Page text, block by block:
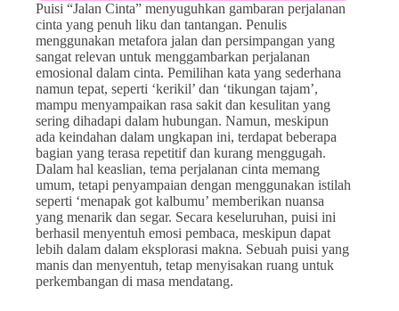
Puisi “Jalan Cinta” menyuguhkan gambaran perjalanan
cinta yang penuh liku dan tantangan. Penulis
menggunakan metafora jalan dan persimpangan yang
sangat relevan untuk menggambarkan perjalanan
emosional dalam cinta. Pemilihan kata yang sederhana
namun tepat, seperti ‘kerikil’ dan ‘tikungan tajam’,
mampu menyampaikan rasa sakit dan kesulitan yang
sering dihadapi dalam hubungan. Namun, meskipun
ada keindahan dalam ungkapan ini, terdapat beberapa
bagian yang terasa repetitif dan kurang menggugah.
Dalam hal keaslian, tema perjalanan cinta memang
umum, tetapi penyampaian dengan menggunakan istilah
seperti ‘menapak got kalbumu’ memberikan nuansa
yang menarik dan segar. Secara keseluruhan, puisi ini
berhasil menyentuh emosi pembaca, meskipun dapat
lebih dalam dalam eksplorasi makna. Sebuah puisi yang
manis dan menyentuh, tetap menyisakan ruang untuk
perkembangan di masa mendatang.